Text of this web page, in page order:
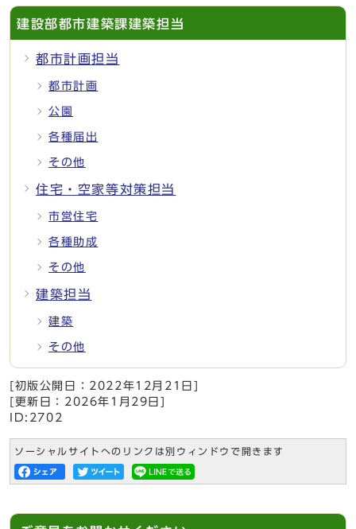
建設部都市建築課建築担当
都市計画担当
都市計画
公園
各種届出
その他
住宅・空家等対策担当
市営住宅
各種助成
その他
建築担当
建築
その他
[初版公開日： 2022年12月21日
[更新日： 2026年1月29日
ID:2702
ソーシャルサイトへのリンクは別ウィンドウで開きます